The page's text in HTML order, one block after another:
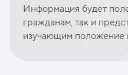
Информация будет
гражданам, так и
изучающим положение